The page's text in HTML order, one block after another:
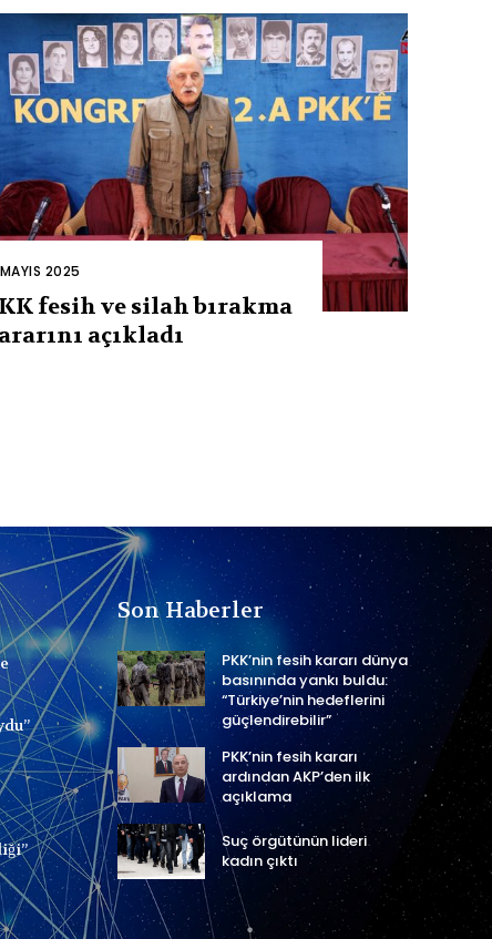
2025
fesih ve silah bırakma
açıkladı
Son Haberler
PKK’nin fesih kararı dünya
basınında yankı buldu:
“Türkiye’nin hedeflerini
güçlendirebilir”
PKK’nin fesih kararı
ardından AKP’den ilk
açıklama
Suç örgütünün lideri
kadın çıktı